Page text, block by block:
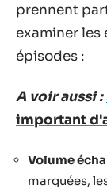
prennent
examiner les
épisodes :
A voir aussi :
important
Volume
marquées,